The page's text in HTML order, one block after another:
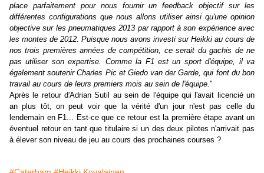
place parfaitement pour nous fournir un feedback objectif sur les
différentes configurations que nous allons utiliser ainsi qu'une opinion
objective sur les pneumatiques 2013 par rapport à son expérience avec
les montes de 2012. Puisque nous avons investi sur Heikki au cours de
nos trois premières années de compétition, ce serait du gachis de ne
pas utiliser son expertise. Comme la F1 est un sport d'équipe, il va
également soutenir Charles Pic et Giedo van der Garde, qui font du bon
travail au cours de leurs premiers mois au sein de l'équipe."
Après le retour d'Adrian Sutil au sein de l'équipe qui l'avait licencié un
an plus tôt, on peut voir que la vérité d'un jour n'est pas celle du
lendemain en F1... Est-ce que ce retour est la première étape avant un
éventuel retour en tant que titulaire si un des deux pilotes n'arrivait pas
à élever son niveau de jeu au cours des prochaines courses ?